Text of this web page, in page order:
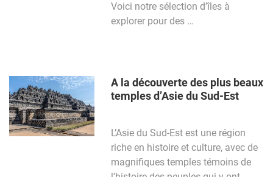
Voici notre sélection d’îles à
explorer pour des …
A la découverte des plus beaux
temples d’Asie du Sud-Est
L’Asie du Sud-Est est une région
riche en histoire et culture, avec de
magnifiques temples témoins de